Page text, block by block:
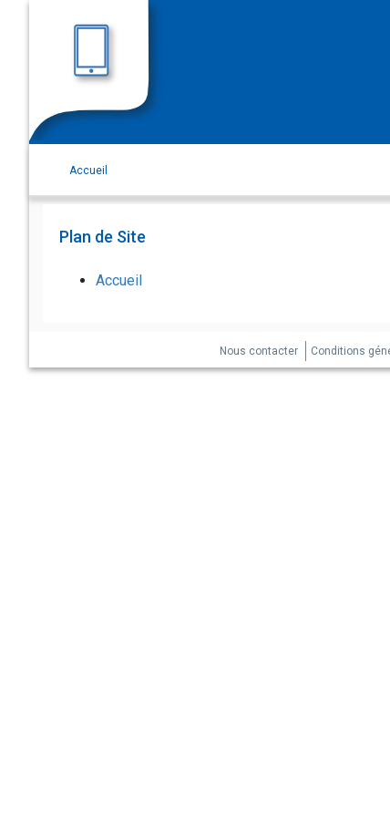
Accueil
Plan de Site
Accueil
Nous contacter Conditions